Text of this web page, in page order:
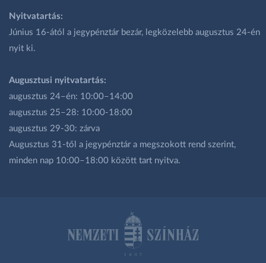
Nyitvatartás:
Június 16-ától a jegypénztár bezár, legközelebb augusztus 24-én
nyit ki.
Augusztusi nyitvatartás:
augusztus 24–én: 10:00–14:00
augusztus 25–28: 10:00-18:00
augusztus 29-30: zárva
Augusztus 31-től a jegypénztár a megszokott rend szerint,
minden nap 10:00–18:00 között tart nyitva.